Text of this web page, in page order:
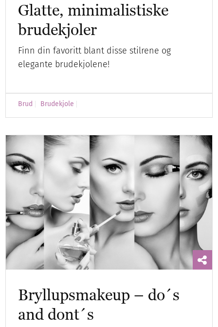
Glatte, minimalistiske
brudekjoler
Finn din favoritt blant disse stilrene og
elegante brudekjolene!
Brud Brudekjole
Bryllupsmakeup – do´s
and dont´s